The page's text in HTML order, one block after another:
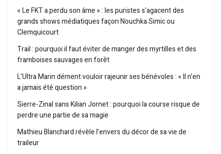
« Le FKT a perdu son âme » : les puristes s’agacent des
grands shows médiatiques façon Nouchka Simic ou
Clemquicourt
Trail : pourquoi il faut éviter de manger des myrtilles et des
framboises sauvages en forêt
L’Ultra Marin dément vouloir rajeunir ses bénévoles : « Il n’en
a jamais été question »
Sierre-Zinal sans Kilian Jornet : pourquoi la course risque de
perdre une partie de sa magie
Mathieu Blanchard révèle l’envers du décor de sa vie de
traileur